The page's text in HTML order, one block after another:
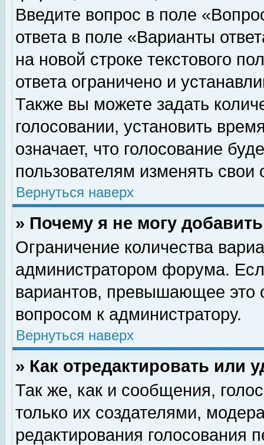
Введите вопрос в поле
ответа в поле «Варианты
на новой строке текстового
ответа ограничено и
Также вы можете задать
голосовании, установить
означает, что голосование
пользователям изменять свои
Вернуться наверх
» Почему я не могу
Ограничение количества
администратором форума.
вариантов, превышающее это
вопросом к администратору.
Вернуться наверх
» Как отредактировать или
Так же, как и сообщения,
только их создателями,
редактирования голосования